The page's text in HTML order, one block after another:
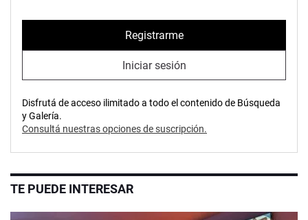
Registrarme
Iniciar sesión
Disfrutá de acceso ilimitado a todo el contenido de Búsqueda
y Galería.
Consultá nuestras opciones de suscripción.
TE PUEDE INTERESAR